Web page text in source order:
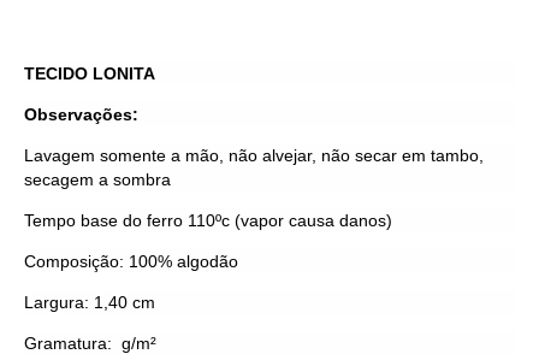
TECIDO LONITA
Observações:
Lavagem somente a mão, não alvejar, não secar em tambo,
secagem a sombra
Tempo base do ferro 110ºc (vapor causa danos)
Composição: 100% algodão
Largura: 1,40 cm
Gramatura: g/m²